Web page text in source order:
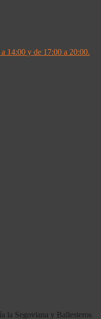
14:00 y de 17:00 a 20:00.
la Segoviana y Ballesteros